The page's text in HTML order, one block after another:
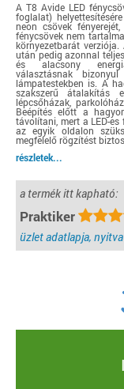
A T8 Avide LED
foglalat)
neon csövek
fénycsövek nem
környezetbarát verziója.
után pedig azonnal
és alacsony
választásnak
lámpatestekben is. A
szakszerű átalakítás
lépcsőházak,
Beépítés előtt a
távolítani, mert a LED-
az egyik oldalon
megfelelő rögzítést
részletek...
a termék itt kapható:
Praktiker
üzlet adatlapja,